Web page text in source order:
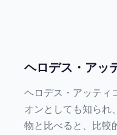
ヘロデス・アッ
ヘロデス・アッティ
オンとしても知られ
物と比べると、比較